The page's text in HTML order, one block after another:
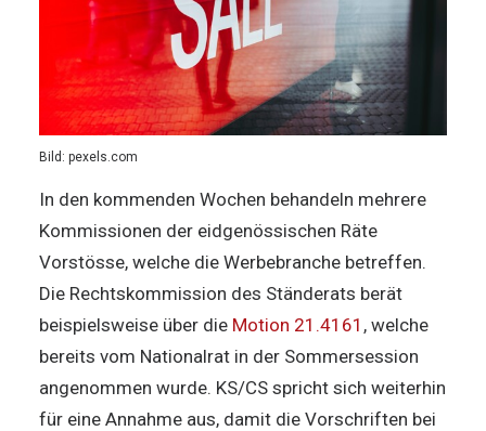
Bild: pexels.com
In den kommenden Wochen behandeln mehrere
Kommissionen der eidgenössischen Räte
Vorstösse, welche die Werbebranche betreffen.
Die Rechtskommission des Ständerats berät
beispielsweise über die Motion 21.4161 , welche
bereits vom Nationalrat in der Sommersession
angenommen wurde. KS/CS spricht sich weiterhin
für eine Annahme aus, damit die Vorschriften bei